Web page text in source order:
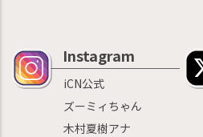
Instagram
iCN公式
ズーミィちゃん
木村夏樹アナ